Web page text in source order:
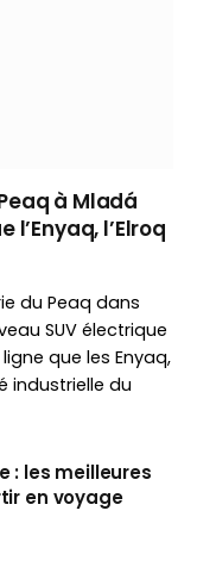
à Mladá
l’Elroq
du Peaq dans
SUV électrique
que les Enyaq,
industrielle du
: les meilleures
en voyage